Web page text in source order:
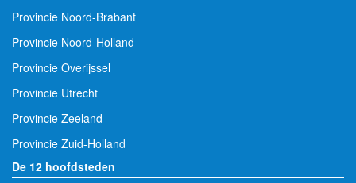
Provincie Noord-Brabant
Provincie Noord-Holland
Provincie Overijssel
Provincie Utrecht
Provincie Zeeland
Provincie Zuid-Holland
De 12 hoofdsteden